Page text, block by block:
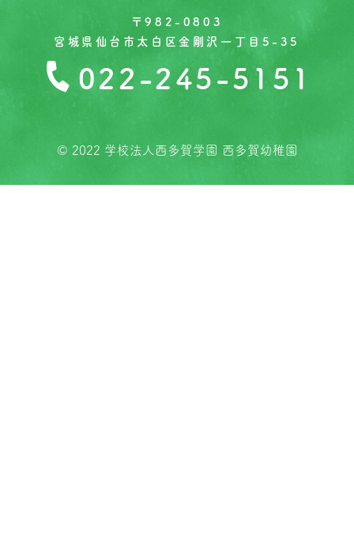
〒982-0803
宮城県仙台市太白区金剛沢一丁目5-35
022-245-5151
© 2022 学校法人西多賀学園 西多賀幼稚園